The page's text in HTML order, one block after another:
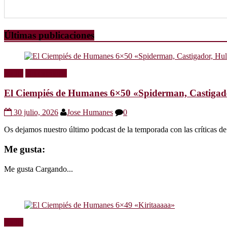
Últimas publicaciones
El Ciempiés de Humanes 6×50 «Spiderman,
30 julio, 2026 Jose Humanes
0
Os dejamos nuestro último podcast de la temporada con las
Me gusta:
Me gusta Cargando...